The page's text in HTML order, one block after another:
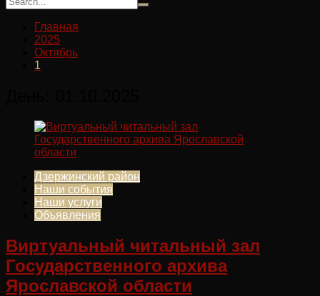
Главная
2025
Октябрь
1
Дзержинский район
Наши события
Наши услуги
Объявления
Виртуальный читальный зал
Государственного архива
Ярославской области